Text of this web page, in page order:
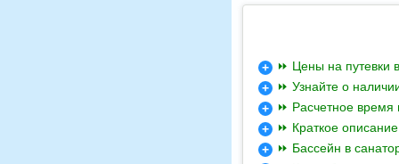
⏩ Цены на путевки
⏩ Узнайте о
⏩ Расчетное
⏩ Краткое
⏩ Бассейн в